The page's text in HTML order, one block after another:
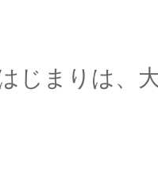
まりは、